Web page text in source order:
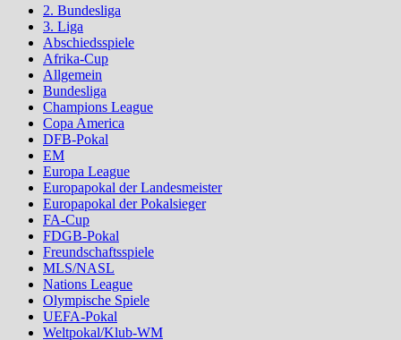
2. Bundesliga
3. Liga
Abschiedsspiele
Afrika-Cup
Allgemein
Bundesliga
Champions League
Copa America
DFB-Pokal
EM
Europa League
Europapokal der Landesmeister
Europapokal der Pokalsieger
FA-Cup
FDGB-Pokal
Freundschaftsspiele
MLS/NASL
Nations League
Olympische Spiele
UEFA-Pokal
Weltpokal/Klub-WM